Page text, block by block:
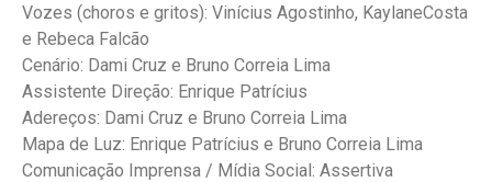
Vozes (choros e gritos): Vinícius Agostinho, KaylaneCosta
e Rebeca Falcão
Cenário: Dami Cruz e Bruno Correia Lima
Assistente Direção: Enrique Patrícius
Adereços: Dami Cruz e Bruno Correia Lima
Mapa de Luz: Enrique Patrícius e Bruno Correia Lima
Comunicação Imprensa / Mídia Social: Assertiva